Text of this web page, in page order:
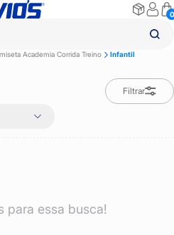
0
Academia Corrida Treino Infantil
Filtrar
para essa busca!